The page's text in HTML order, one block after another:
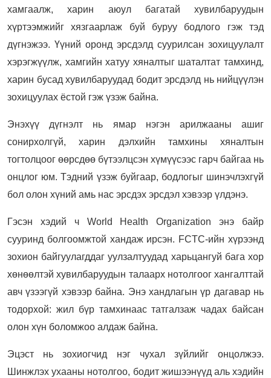
хамгаалж, харин аюул багатай хувилбаруудын
хүртээмжийг хязгаарлаж буй буруу бодлого гэж тэд
дүгнэжээ. Үүний оронд эрсдэлд суурилсан зохицуулалт
хэрэгжүүлж, хамгийн хатуу хяналтыг шаталтат тамхинд,
харин бусад хувилбаруудад бодит эрсдэлд нь нийцүүлэн
зохицуулах ёстой гэж үзэж байна.
Энэхүү дүгнэлт нь ямар нэгэн арилжааны ашиг
сонирхолгүй, харин дэлхийн тамхины хяналтын
тогтолцоог өөрсдөө бүтээлцсэн хүмүүсээс гарч байгаа нь
онцлог юм. Тэдний үзэж буйгаар, бодлогыг шинэчлэхгүй
бол олон хүний амь нас эрсдэх эрсдэл хэвээр үлдэнэ.
Гэсэн хэдий ч World Health Organization энэ байр
сууринд болгоомжтой хандаж ирсэн. FCTC-ийн хүрээнд
зохион байгуулагддаг уулзалтуудад харьцангуй бага хор
хөнөөлтэй хувилбаруудын талаарх нотолгоог хангалттай
авч үзээгүй хэвээр байна. Энэ хандлагын үр дагавар нь
тодорхой: жил бүр тамхинаас татгалзаж чадах байсан
олон хүн боломжоо алдаж байна.
Эцэст нь зохиогчид нэг чухал зүйлийг онцолжээ.
Шинжлэх ухааны нотолгоо, бодит жишээнүүд аль хэдийн